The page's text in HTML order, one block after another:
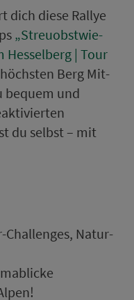
dich diese Rallye
„Streu­obst­wie­
Hesselberg | Tour
Berg Mit­
bequem und
du selbst – mit
Challenges, Natur-